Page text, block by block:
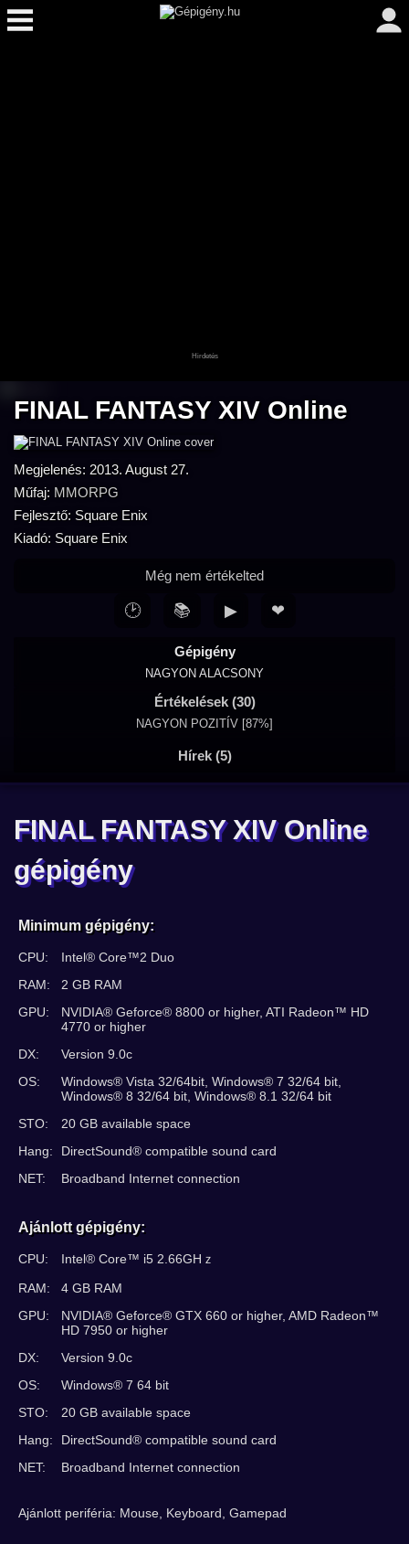
FINAL FANTASY XIV Online
Megjelenés: 2013. August 27.
Műfaj: MMORPG
Fejlesztő: Square Enix
Kiadó: Square Enix
Gépigény
NAGYON ALACSONY
Értékelések (30)
NAGYON POZITÍV [87%]
Hírek (5)
Még nem értékelted
🕑 📚 ▶ ❤
FINAL FANTASY XIV Online
gépigény
Minimum gépigény:
CPU:
Intel® Core™2 Duo
RAM:
2 GB RAM
GPU:
NVIDIA® Geforce® 8800 or higher, ATI Radeon™ HD
4770 or higher
DX:
Version 9.0c
OS:
Windows® Vista 32/64bit, Windows® 7 32/64 bit,
Windows® 8 32/64 bit, Windows® 8.1 32/64 bit
STO:
20 GB available space
Hang:
DirectSound® compatible sound card
NET:
Broadband Internet connection
Ajánlott gépigény:
CPU:
Intel® Core™ i5 2.66GHｚ
RAM:
4 GB RAM
GPU:
NVIDIA® Geforce® GTX 660 or higher, AMD Radeon™
HD 7950 or higher
DX:
Version 9.0c
OS:
Windows® 7 64 bit
STO:
20 GB available space
Hang:
DirectSound® compatible sound card
NET:
Broadband Internet connection
Ajánlott periféria: Mouse, Keyboard, Gamepad